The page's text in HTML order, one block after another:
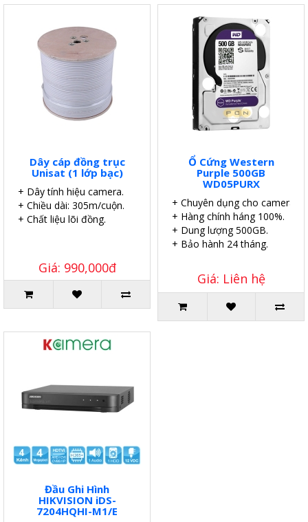
Dây cáp đồng trục
Unisat (1 lớp bạc)
+ Dây tính hiệu camera.
+ Chiều dài: 305m/cuộn.
+ Chất liệu lõi đồng.
Giá: 990,000đ
Ổ Cứng Western
Purple 500GB
WD05PURX
+ Chuyên dụng cho camera.
+ Hàng chính háng 100%.
+ Dung lượng 500GB.
+ Bảo hành 24 tháng.
Giá: Liên hệ
Đầu Ghi Hình
HIKVISION iDS-
7204HQHI-M1/E